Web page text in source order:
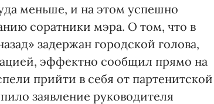
меньше, и на этом успешно
соратники мэра. О том, что в
задержан городской голова,
эффектно сообщил прямо на
прийти в себя от партенитской
заявление руководителя